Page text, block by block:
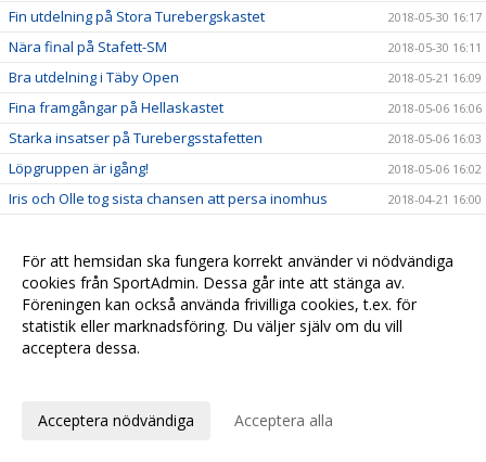
Fin utdelning på Stora Turebergskastet 2018-05-30 16:17
Nära final på Stafett-SM 2018-05-30 16:11
Bra utdelning i Täby Open 2018-05-21 16:09
Fina framgångar på Hellaskastet 2018-05-06 16:06
Starka insatser på Turebergsstafetten 2018-05-06 16:03
Löpgruppen är igång! 2018-05-06 16:02
Iris och Olle tog sista chansen att persa inomhus 2018-04-21 16:00
Nu startar vi Löpgruppen 2018-04-14 12:27
Många nya pers i Örebro 2018-04-14 12:20
Nu öppnar vi kön för barn födda 2011 2018-03-27 12:08
Seger till Stockholm i Svealandsmästerskapen
Precision, fart och styrka i Haninge Open
För att hemsidan ska fungera korrekt använder vi nödvändiga
cookies från SportAdmin. Dessa går inte att stänga av.
Föreningen kan också använda frivilliga cookies, t.ex. för
statistik eller marknadsföring. Du väljer själv om du vill
acceptera dessa.
Acceptera nödvändiga Acceptera alla